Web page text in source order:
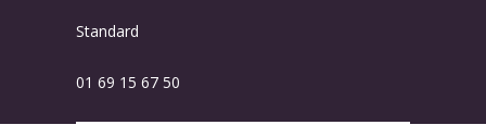
Standard
01 69 15 67 50